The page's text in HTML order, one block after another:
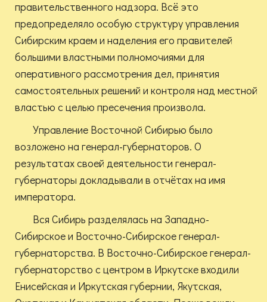
правительственного надзора. Всё это
предопределяло особую структуру управления
Сибирским краем и наделения его правителей
большими властными полномочиями для
оперативного рассмотрения дел, принятия
самостоятельных решений и контроля над местной
властью с целью пресечения произвола.
Управление Восточной Сибирью было
возложено на генерал-губернаторов. О
результатах своей деятельности генерал-
губернаторы докладывали в отчётах на имя
императора.
Вся Сибирь разделялась на Западно-
Сибирское и Восточно-Сибирское генерал-
губернаторства. В Восточно-Сибирское генерал-
губернаторство с центром в Иркутске входили
Енисейская и Иркутская губернии, Якутская,